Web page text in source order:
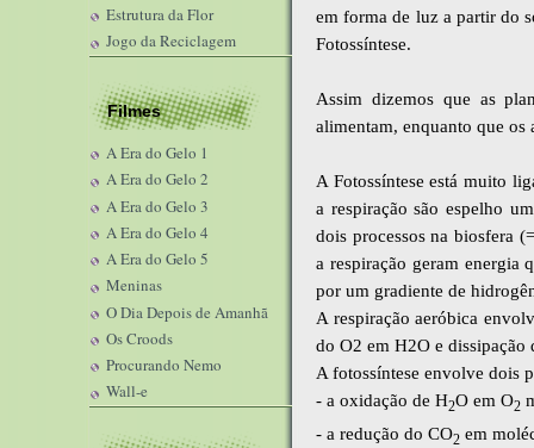
Estrutura da Flor
Jogo da Reciclagem
Filmes
A Era do Gelo 1
A Era do Gelo 2
A Era do Gelo 3
A Era do Gelo 4
A Era do Gelo 5
Meninas
O Dia Depois de Amanhã
Os Croods
Procurando Nemo
Wall-e
em forma de luz a partir do
Fotossíntese.
Assim dizemos que as
alimentam, enquanto que os
A Fotossíntese está muito
a respiração são espelho
dois processos na biosfera
a respiração geram energia
por um gradiente de
A respiração aeróbica
do O2 em H2O e dissipação
A fotossíntese envolve dois
- a oxidação de H2O em O2
- a redução do CO2 em